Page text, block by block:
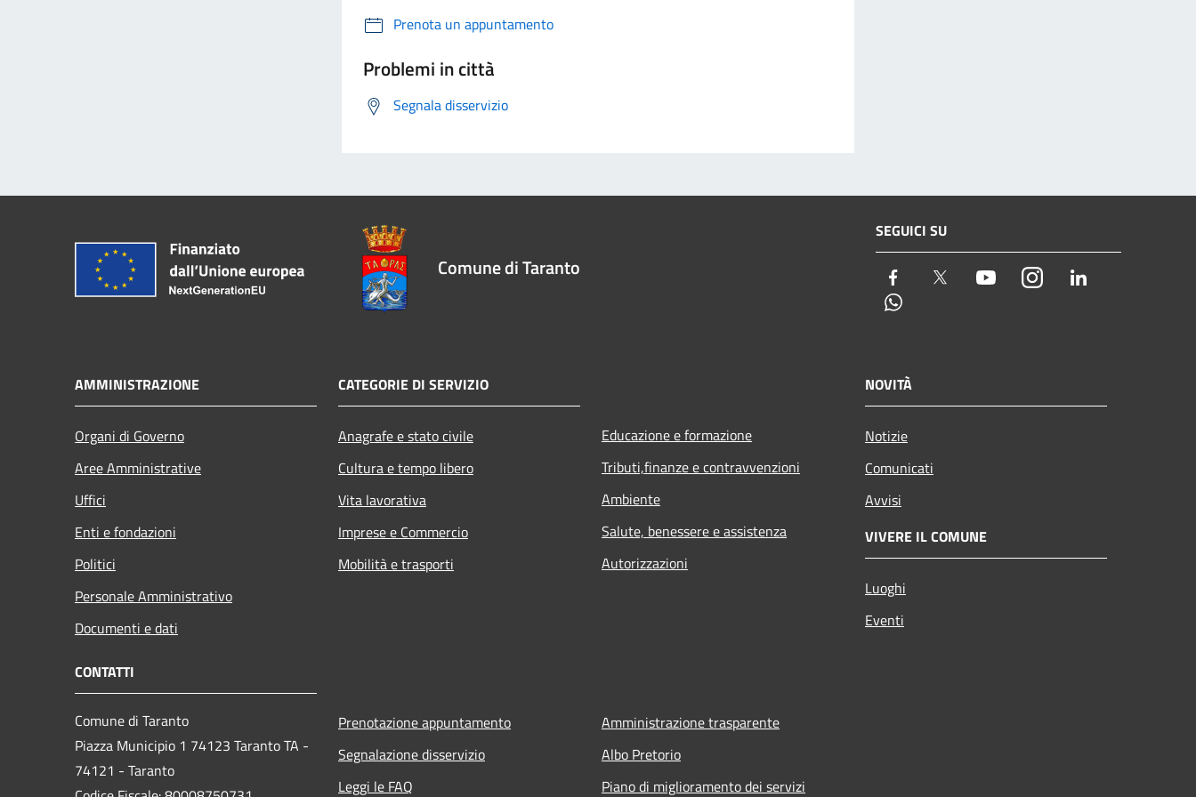
Prenota un appuntamento
Problemi in città
Segnala disservizio
Comune di Taranto
SEGUICI SU
Facebook Twitter YoutubeInstagram
AMMINISTRAZIONE
Organi di Governo
Aree Amministrative
Uffici
Enti e fondazioni
Politici
Personale Amministrativo
Documenti e dati
CATEGORIE DI SERVIZIO
Anagrafe e stato civile
Cultura e tempo libero
Vita lavorativa
Imprese e Commercio
Mobilità e trasporti
Educazione e formazione
Tributi,finanze e contravvenzioni
Ambiente
Salute, benessere e assistenza
Autorizzazioni
NOVITÀ
Notizie
Comunicati
Avvisi
VIVERE IL COMUNE
Luoghi
Eventi
CONTATTI
Comune di Taranto
Piazza Municipio 1 74123 Taranto TA -
74121 - Taranto
Prenotazione appuntamento
Segnalazione disservizio
Leggi le FAQ
Amministrazione trasparente
Albo Pretorio
Piano di miglioramento dei servizi